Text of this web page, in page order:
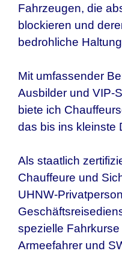
Fahrzeugen, die
blockieren und
bedrohliche
Mit umfassender
Ausbilder und VIP-
biete ich
das bis ins kleinste
Als staatlich
Chauffeure und
UHNW-
spezielle Fahrkurse
Armeefahrer und